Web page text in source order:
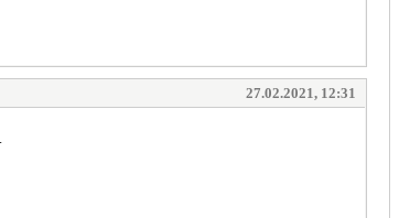
27.02.2021, 12:31